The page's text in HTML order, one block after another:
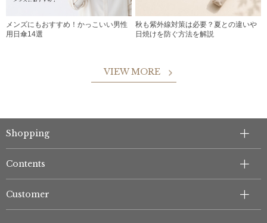
メンズにもおすすめ！かっこいい男性
用日傘14選
秋も紫外線対策は必要？夏との違いや
日焼けを防ぐ方法を解説
VIEW MORE
Shopping
Contents
Customer